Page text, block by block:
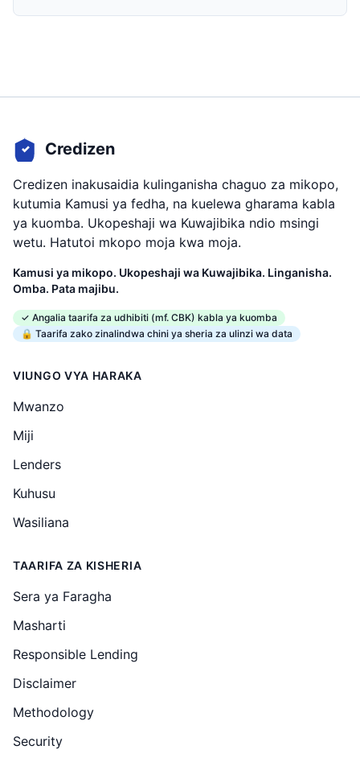
Credizen
Credizen inakusaidia kulinganisha chaguo za mikopo,
kutumia Kamusi ya fedha, na kuelewa gharama kabla
ya kuomba. Ukopeshaji wa Kuwajibika ndio msingi
wetu. Hatutoi mkopo moja kwa moja.
Kamusi ya mikopo. Ukopeshaji wa Kuwajibika. Linganisha.
Omba. Pata majibu.
✓ Angalia taarifa za udhibiti (mf. CBK) kabla ya kuomba
🔒 Taarifa zako zinalindwa chini ya sheria za ulinzi wa data
VIUNGO VYA HARAKA
Mwanzo
Miji
Lenders
Kuhusu
Wasiliana
TAARIFA ZA KISHERIA
Sera ya Faragha
Masharti
Responsible Lending
Disclaimer
Methodology
Security